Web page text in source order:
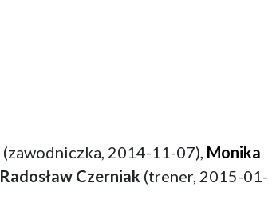
(zawodniczka, 2014-11-07), Monika
Radosław Czerniak (trener, 2015-01-